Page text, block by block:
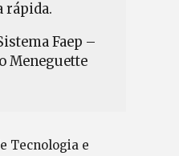
rápida.
Faep –
Meneguette
Tecnologia e